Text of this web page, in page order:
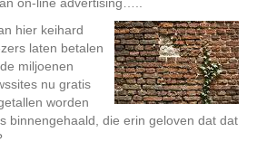
hier keihard
laten betalen
miljoenen
nu gratis
worden
binnengehaald, die erin geloven dat dat